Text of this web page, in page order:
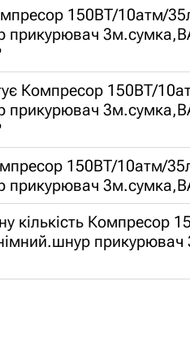
150ВТ/10атм/
прикурювач
Компресор 150ВТ/
150ВТ/10атм/
прикурювач
кількість Компресор